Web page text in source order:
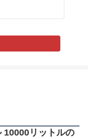
10000リットルの